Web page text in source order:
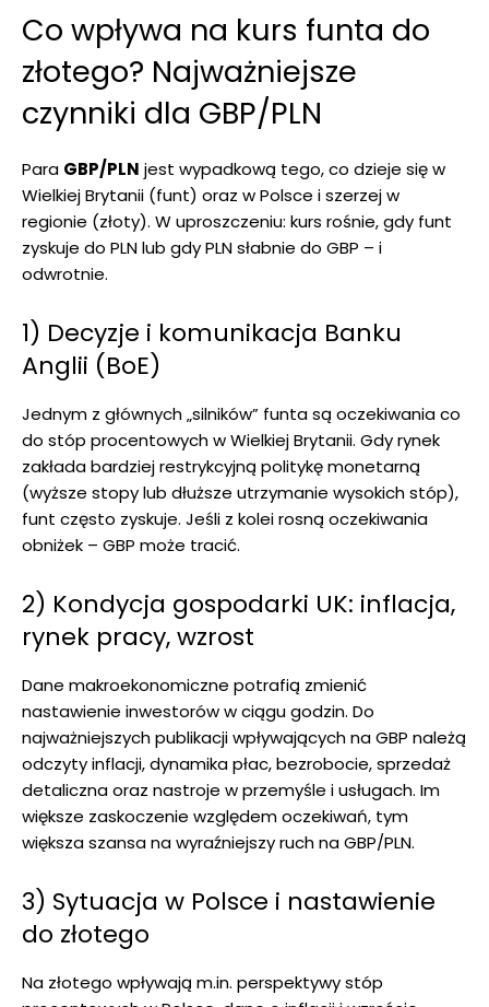
Co wpływa na kurs funta do
złotego? Najważniejsze
czynniki dla GBP/PLN
Para GBP/PLN jest wypadkową tego, co dzieje się w
Wielkiej Brytanii (funt) oraz w Polsce i szerzej w
regionie (złoty). W uproszczeniu: kurs rośnie, gdy funt
zyskuje do PLN lub gdy PLN słabnie do GBP – i
odwrotnie.
1) Decyzje i komunikacja Banku
Anglii (BoE)
Jednym z głównych „silników” funta są oczekiwania co
do stóp procentowych w Wielkiej Brytanii. Gdy rynek
zakłada bardziej restrykcyjną politykę monetarną
(wyższe stopy lub dłuższe utrzymanie wysokich stóp),
funt często zyskuje. Jeśli z kolei rosną oczekiwania
obniżek – GBP może tracić.
2) Kondycja gospodarki UK: inflacja,
rynek pracy, wzrost
Dane makroekonomiczne potrafią zmienić
nastawienie inwestorów w ciągu godzin. Do
najważniejszych publikacji wpływających na GBP należą
odczyty inflacji, dynamika płac, bezrobocie, sprzedaż
detaliczna oraz nastroje w przemyśle i usługach. Im
większe zaskoczenie względem oczekiwań, tym
większa szansa na wyraźniejszy ruch na GBP/PLN.
3) Sytuacja w Polsce i nastawienie
do złotego
Na złotego wpływają m.in. perspektywy stóp